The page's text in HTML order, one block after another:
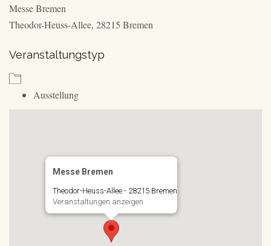
Messe Bremen
Theodor-Heuss-Allee, 28215 Bremen
Veranstaltungstyp
Ausstellung
Messe Bremen
Theodor-Heuss-Allee - 28215 Bremen
Veranstaltungen anzeigen